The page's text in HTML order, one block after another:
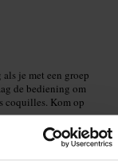
je met een groep
de bediening om
coquilles. Kom op